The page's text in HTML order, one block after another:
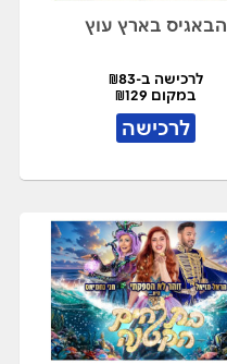
הבאגיס בארץ עוץ
לרכישה ב-₪83
במקום ₪129
לרכישה